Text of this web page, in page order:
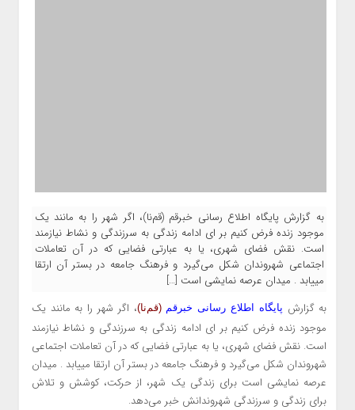
به گزارش پایگاه اطلاع رسانی خبرقم (قم‌نا)، اگر شهر را به مانند یک
موجود زنده فرض کنیم بر ای ادامه زندگی به سرزندگی و نشاط نیازمند
است. نقش فضای شهری، یا به عبارتی فضایی که در آن تعاملات
اجتماعی شهروندان شکل می‌گیرد و فرهنگ جامعه در بستر آن ارتقا
مییابد . میدان عرصه نمایشی است […]
به گزارشپایگاه اطلاع رسانی خبرقم (قم‌نا)
، اگر شهر را به مانند یک
موجود زنده فرض کنیم بر ای ادامه زندگی به سرزندگی و نشاط نیازمند
است. نقش فضای شهری، یا به عبارتی فضایی که در آن تعاملات اجتماعی
شهروندان شکل می‌گیرد و فرهنگ جامعه در بستر آن ارتقا مییابد . میدان
عرصه نمایشی است برای زندگی یک شهر، از حرکت، کوشش و تلاش
برای زندگی و سرزندگی شهروندانش خبر می‌دهد.